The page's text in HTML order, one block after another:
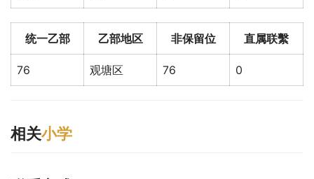
统一乙部 乙部地区 非保留位 直属联繫
76 观塘区 76 0
相关小学